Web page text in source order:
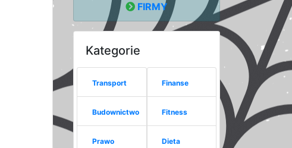
FIRMY
Kategorie
Transport
Budownictwo
Prawo
Finanse
Fitness
Dieta